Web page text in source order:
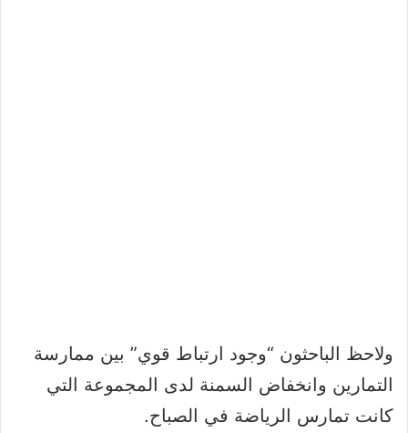
ولاحظ الباحثون “وجود ارتباط قوي” بين ممارسة
التمارين وانخفاض السمنة لدى المجموعة التي
كانت تمارس الرياضة في الصباح.